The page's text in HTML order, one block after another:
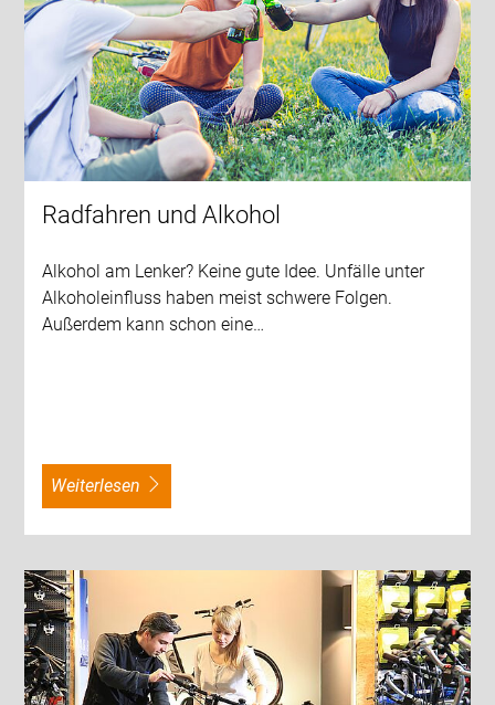
Radfahren und Alkohol
Alkohol am Lenker? Keine gute Idee. Unfälle unter
Alkoholeinfluss haben meist schwere Folgen.
Außerdem kann schon eine…
weiterlesen